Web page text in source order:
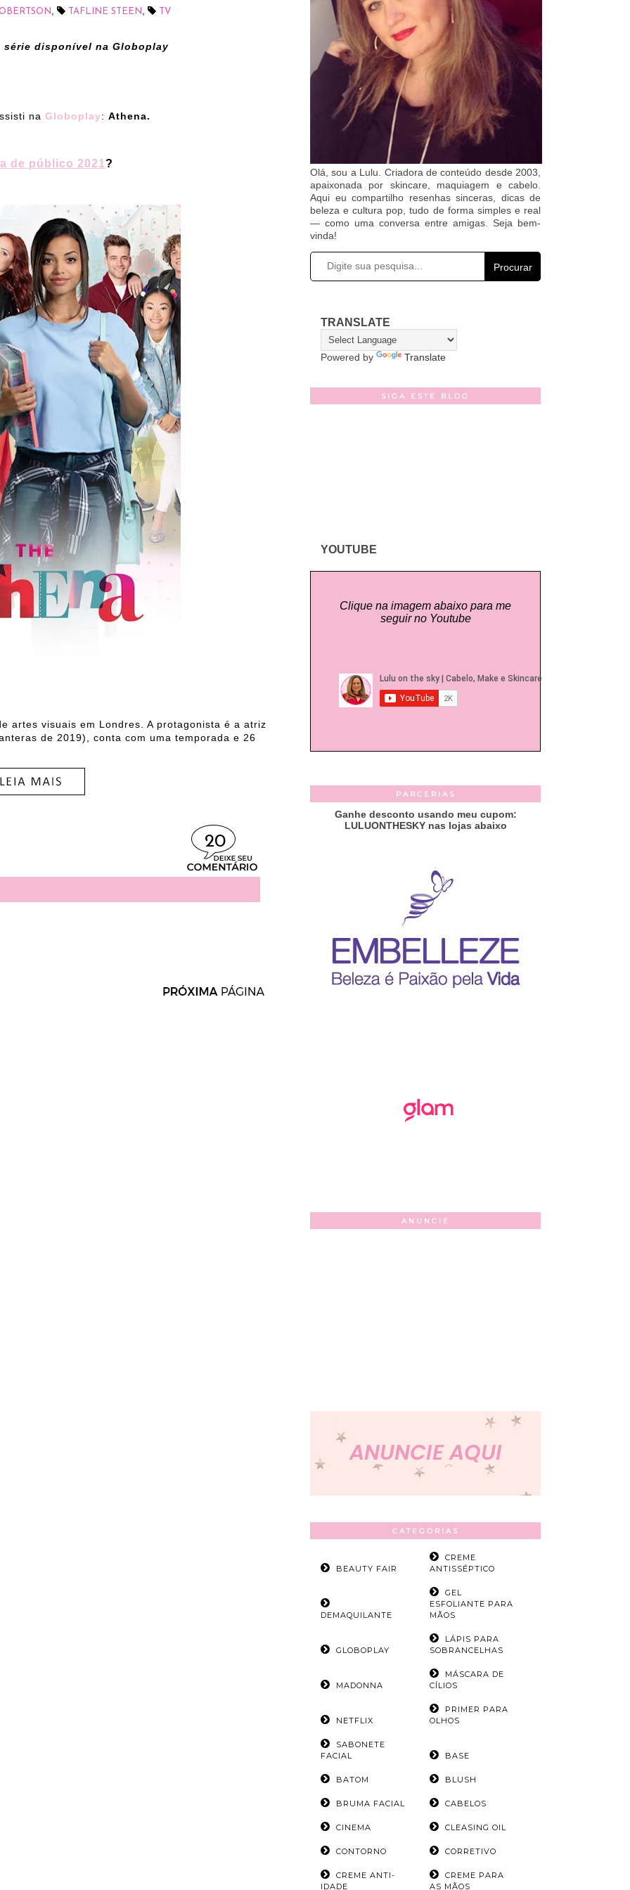
TAFLINE STEEN TV
série disponível na Globoplay
na Globoplay: Athena.
de público 2021?
artes visuais em Londres. A protagonista é a atriz
de 2019), conta com uma temporada e 26
20
Olá, sou a Lulu. Criadora de conteúdo desde 2003,
apaixonada por skincare, maquiagem e cabelo.
Aqui eu compartilho resenhas sinceras, dicas de
beleza e cultura pop, tudo de forma simples e real
— como uma conversa entre amigas. Seja bem-
vinda!
Procurar
TRANSLATE
Powered by Translate
SIGA ESTE BLOG
YOUTUBE
Clique na imagem abaixo para me
seguir no Youtube
PARCERIAS
Ganhe desconto usando meu cupom:
LULUONTHESKY nas lojas abaixo
ANUNCIE
CATEGORIAS
BEAUTY FAIR
CREME
ANTISSÉPTICO
DEMAQUILANTE
GEL
ESFOLIANTE PARA
MÃOS
GLOBOPLAY
LÁPIS PARA
SOBRANCELHAS
MADONNA
MÁSCARA DE
CÍLIOS
NETFLIX
PRIMER PARA
OLHOS
SABONETE
FACIAL
BASE
BATOM BLUSH
BRUMA FACIAL CABELOS
CINEMA CLEASING OIL
CONTORNO CORRETIVO
CREME ANTI-
IDADE
CREME PARA
AS MÃOS